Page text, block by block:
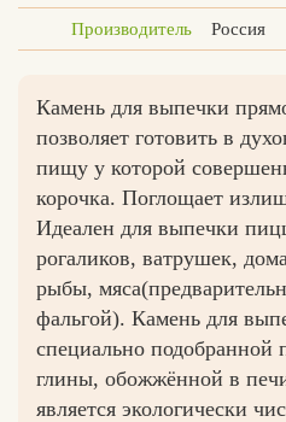
Производитель Россия
Камень для выпечки
позволяет готовить в
пищу у которой
корочка. Поглощает
Идеален для выпечки
рогаликов, ватрушек,
рыбы,
фальгой). Камень для
специально
глины, обожжённой в
является экологически